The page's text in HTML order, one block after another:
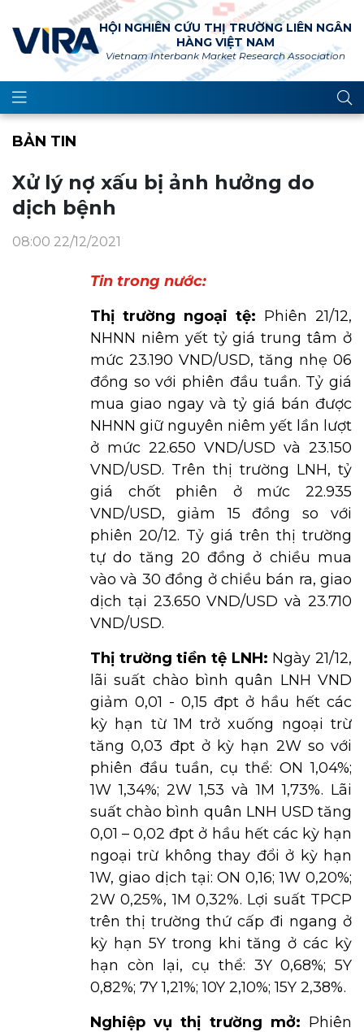
HỘI NGHIÊN CỨU THỊ TRƯỜNG LIÊN NGÂN
HÀNG VIỆT NAM
Vietnam Interbank Market Research Association
BẢN TIN
Xử lý nợ xấu bị ảnh hưởng do
dịch bệnh
08:00 22/12/2021
Tin trong nước:
Thị trường ngoại tệ: Phiên 21/12,
NHNN niêm yết tỷ giá trung tâm ở
mức 23.190 VND/USD, tăng nhẹ 06
đồng so với phiên đầu tuần. Tỷ giá
mua giao ngay và tỷ giá bán được
NHNN giữ nguyên niêm yết lần lượt
ở mức 22.650 VND/USD và 23.150
VND/USD. Trên thị trường LNH, tỷ
giá chốt phiên ở mức 22.935
VND/USD, giảm 15 đồng so với
phiên 20/12. Tỷ giá trên thị trường
tự do tăng 20 đồng ở chiều mua
vào và 30 đồng ở chiều bán ra, giao
dịch tại 23.650 VND/USD và 23.710
VND/USD.
Thị trường tiền tệ LNH: Ngày 21/12,
lãi suất chào bình quân LNH VND
giảm 0,01 - 0,15 đpt ở hầu hết các
kỳ hạn từ 1M trở xuống ngoại trừ
tăng 0,03 đpt ở kỳ hạn 2W so với
phiên đầu tuần, cụ thể: ON 1,04%;
1W 1,34%; 2W 1,53 và 1M 1,73%. Lãi
suất chào bình quân LNH USD tăng
0,01 – 0,02 đpt ở hầu hết các kỳ hạn
ngoại trừ không thay đổi ở kỳ hạn
1W, giao dịch tại: ON 0,16; 1W 0,20%;
2W 0,25%, 1M 0,32%. Lợi suất TPCP
trên thị trường thứ cấp đi ngang ở
kỳ hạn 5Y trong khi tăng ở các kỳ
hạn còn lại, cụ thể: 3Y 0,68%; 5Y
0,82%; 7Y 1,21%; 10Y 2,10%; 15Y 2,38%.
Nghiệp vụ thị trường mở: Phiên